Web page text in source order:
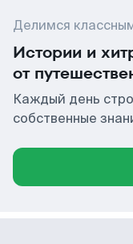
Делимся
Истории и
от
Каждый день
собственные